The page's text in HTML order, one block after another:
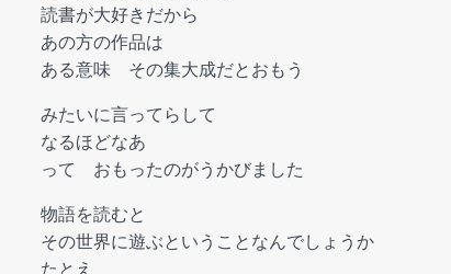
読書が大好きだから
あの方の作品は
ある意味 その集大成だとおもう
みたいに言ってらして
なるほどなあ
って おもったのがうかびました
物語を読むと
その世界に遊ぶということなんでしょうか
たとえ